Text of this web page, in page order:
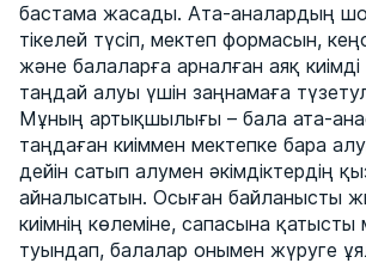
бастама жасады. Ата-аналардың
тікелей түсіп, мектеп формасын,
және балаларға арналған аяқ киімді
таңдай алуы үшін заңнамаға
Мұның артықшылығы – бала ата-
таңдаған киіммен мектепке бара
дейін сатып алумен әкімдіктердің
айналысатын. Осыған байланысты
киімнің көлеміне, сапасына
туындап, балалар онымен жүруге